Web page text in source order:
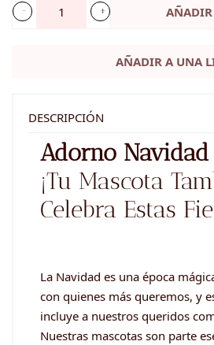
Adorno
hueso
recuerdo
especial
AÑADIR A UNA
DESCRIPCIÓN
Adorno Navidad
¡Tu Mascota
Celebra Estas
La Navidad es una época
con quienes más queremos, y
incluye a nuestros queridos
Nuestras mascotas son parte